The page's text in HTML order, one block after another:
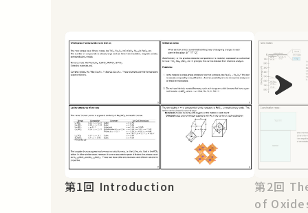
第1回 Introduction
第2回 The Electronic Structure
of